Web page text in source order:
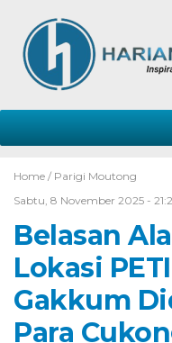
Home / Parigi Moutong
Sabtu, 8 November 2025 -
Belasan
Lokasi
Gakkum
Para